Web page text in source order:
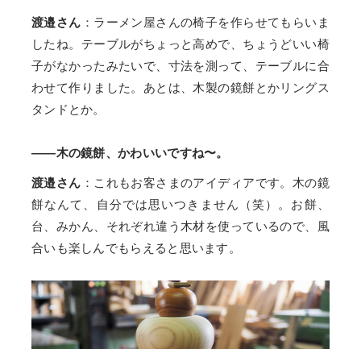
渡邉さん ：ラーメン屋さんの椅子を作らせてもらいま
したね。テーブルがちょっと高めで、ちょうどいい椅
子がなかったみたいで、寸法を測って、テーブルに合
わせて作りました。あとは、木製の鏡餅とかリングス
タンドとか。
——木の鏡餅、かわいいですね〜。
渡邉さん ：これもお客さまのアイディアです。木の鏡
餅なんて、自分では思いつきません（笑）。お餅、
台、みかん、それぞれ違う木材を使っているので、風
合いも楽しんでもらえると思います。